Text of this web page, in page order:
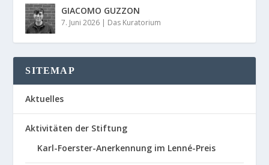
GIACOMO GUZZON
7. Juni 2026 | Das Kuratorium
SITEMAP
Aktuelles
Aktivitäten der Stiftung
Karl-Foerster-Anerkennung im Lenné-Preis